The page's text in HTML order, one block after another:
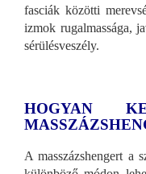
fasciák közötti
izmok rugalmassága,
sérülésveszély.
HOGYAN
A masszázshengert a